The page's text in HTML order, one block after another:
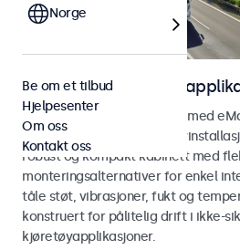
Skjermer for
Skjermer utviklet i samsvar med
for bilindustrien og
robust og kompakt kabinett med
monteringsalternativer for enkel
tåle støt, vibrasjoner, fukt og
konstruert for pålitelig drift i ikke-
kjøretøyapplikasjoner.
Norge
Be om et tilbud
Hjelpesenter
Om oss
Kontakt oss